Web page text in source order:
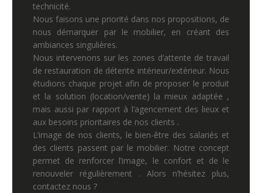
technicité.
Nous faisons une priorité dans nos propositions, de
nous démarquer par le mobilier, en créant des
ambiances singulières.
Nous intervenons sur les zones d’attente de travail
de restauration de détente intérieur/extérieur. Nous
étudions chaque projet afin de proposer le produit
et la solution (location/vente) la mieux adaptée ,
mais aussi par rapport à l’agencement des lieux et
aux besoins prioritaires de nos clients .
L’image de nos clients, le bien-être des salariés et
des clients passent par le mobilier. Notre concept
permet de renforcer l’image, le confort et de le
renouveler régulièrement . Alors n’hésitez plus,
contactez nous ?